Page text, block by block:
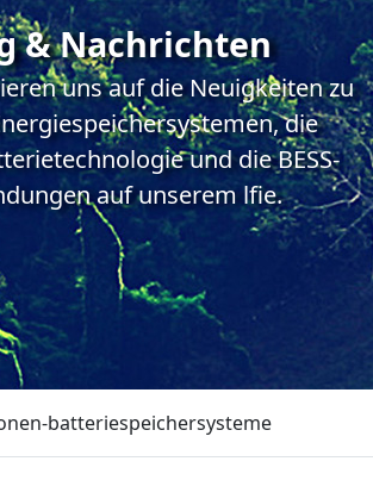
& Nachrichten
uns auf die Neuigkeiten zu
die
und die BESS-
auf unserem lfie.
batteriespeichersysteme